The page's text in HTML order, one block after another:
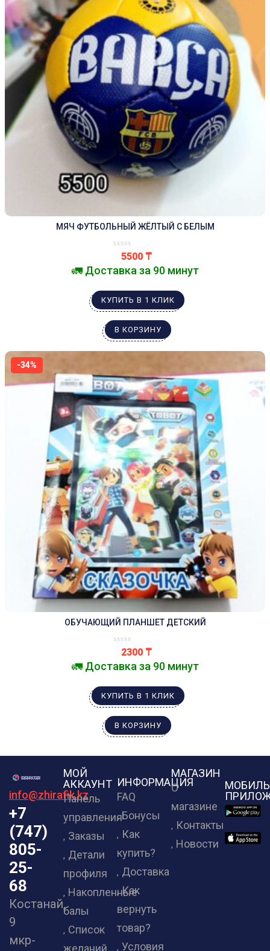
МЯЧ ФУТБОЛЬНЫЙ ЖЁЛТЫЙ С БЕЛЫМ
5500 ₸
🚛 Доставка за 90 минут
КУПИТЬ В 1 КЛИК
В КОРЗИНУ
-34%
ОБУЧАЮЩИЙ ПЛАНШЕТ ДЕТСКИЙ
2300 ₸
🚛 Доставка за 90 минут
КУПИТЬ В 1 КЛИК
В КОРЗИНУ
info@zhirafik.kz
+7
(747)
805-
25-
68
Костанай,
9
мкр-
МОЙ
АККАУНТ
Панель
управления
Заказы
Детали
профиля
Накопленные
балы
Список
желаний
ИНФОРМАЦИЯ
FAQ
Бонусы
Как
купить?
Доставка
Как
вернуть
товар?
Условия
МАГАЗИН
О
магазине
Контакты
Новости